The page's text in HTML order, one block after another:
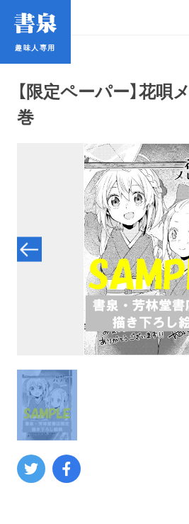
趣味人専用
【限定ペーパー】花
巻
趣味人専用
アイドル
鉄道・バス
コミック・ラノベ
プロレス
数学
コンピューター
ミリタリー